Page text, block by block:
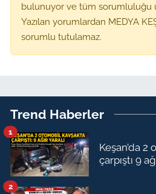
bulunuyor ve tüm sorumluluğu
Yazılan yorumlardan MEDYA
sorumlu tutulamaz.
Trend Haberler
Keşan’da
çarpıştı 9
1
2